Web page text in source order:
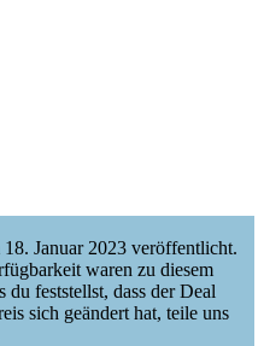
Januar 2023 veröffentlicht.
waren zu diesem
feststellst, dass der Deal
sich geändert hat, teile uns